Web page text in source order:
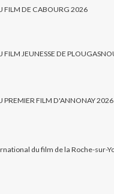
FILM DE CABOURG 2026
FILM JEUNESSE DE
PREMIER FILM D'ANNONAY 2026
du film de la Roche-sur-